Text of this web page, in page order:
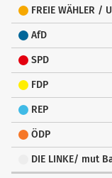
FREIE WÄHLER /
AfD
SPD
FDP
REP
ÖDP
DIE LINKE/ mut